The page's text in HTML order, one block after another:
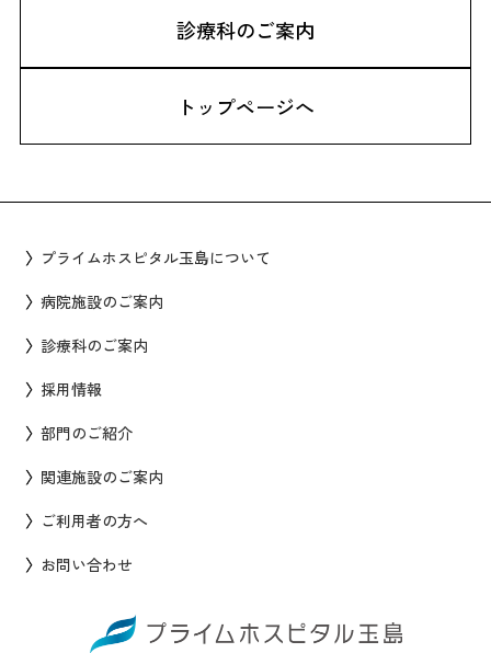
診療科のご案内
トップページへ
プライムホスピタル玉島について
病院施設のご案内
診療科のご案内
採用情報
部門のご紹介
関連施設のご案内
ご利用者の方へ
お問い合わせ